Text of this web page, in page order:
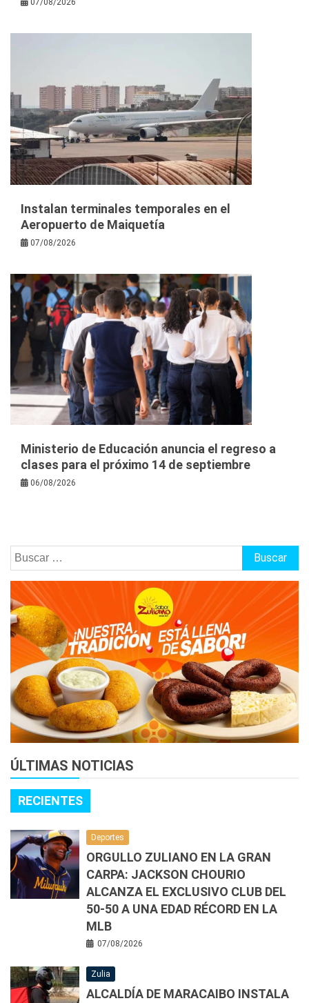
07/08/2026
Instalan terminales temporales en el
Aeropuerto de Maiquetía
07/08/2026
Ministerio de Educación anuncia el regreso a
clases para el próximo 14 de septiembre
06/08/2026
Buscar:
ÚLTIMAS NOTICIAS
RECIENTES
Deportes
ORGULLO ZULIANO EN LA GRAN
CARPA: JACKSON CHOURIO
ALCANZA EL EXCLUSIVO CLUB DEL
50-50 A UNA EDAD RÉCORD EN LA
MLB
07/08/2026
Zulia
ALCALDÍA DE MARACAIBO INSTALA